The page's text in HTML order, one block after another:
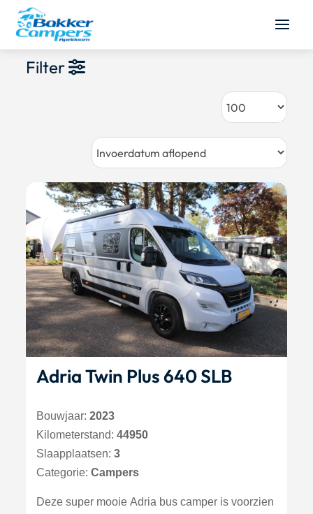
Filter
Adria Twin Plus 640 SLB
Bouwjaar:2023
Kilometerstand:44950
Slaapplaatsen:3
Categorie:Campers
Deze super mooie Adria bus camper is voorzien